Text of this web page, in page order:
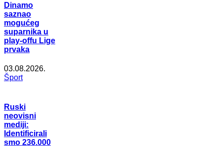
Dinamo
saznao
mogućeg
suparnika u
play-offu Lige
prvaka
03.08.2026.
Šport
Ruski
neovisni
mediji:
Identificirali
smo 236.000